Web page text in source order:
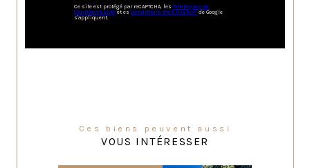
Ce site est protégé par reCAPTCHA, les Politiques de
Confidentialité et esConditions d'utilisation de Google
s'appliquent.
Ces biens peuvent aussi
VOUS INTÉRESSER